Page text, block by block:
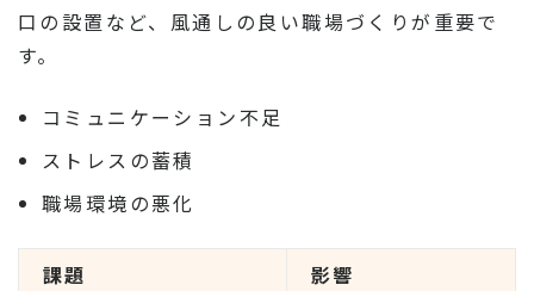
口の設置など、風通しの良い職場づくりが重要で
す。
コミュニケーション不足
ストレスの蓄積
職場環境の悪化
課題 影響